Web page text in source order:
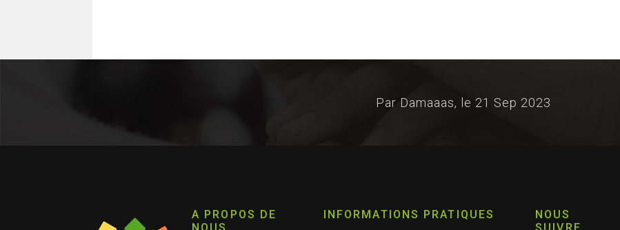
Par Damaaas, le 21 Sep 2023
A PROPOS DE
NOUS
INFORMATIONS PRATIQUES
NOUS
SUIVRE